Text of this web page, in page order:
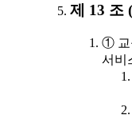
제 13 조
① 교
서비